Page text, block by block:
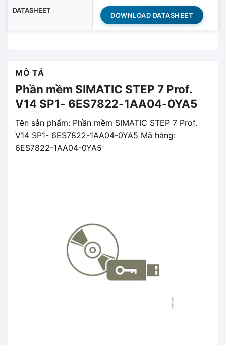
DATASHEET
DOWNLOAD DATASHEET
MÔ TẢ
Phần mềm SIMATIC STEP 7 Prof.
V14 SP1- 6ES7822-1AA04-0YA5
Tên sản phẩm: Phần mềm SIMATIC STEP 7 Prof.
V14 SP1- 6ES7822-1AA04-0YA5 Mã hàng:
6ES7822-1AA04-0YA5